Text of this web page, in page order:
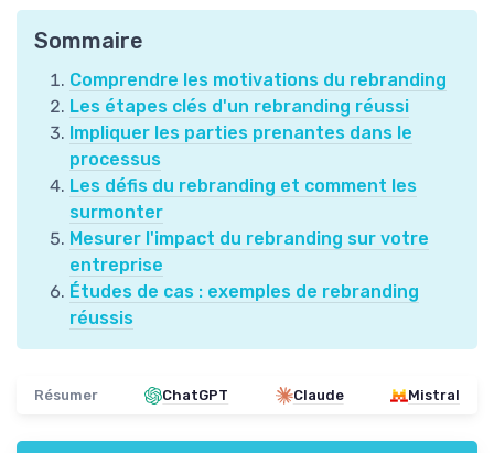
Sommaire
Comprendre les motivations du rebranding
Les étapes clés d'un rebranding réussi
Impliquer les parties prenantes dans le
processus
Les défis du rebranding et comment les
surmonter
Mesurer l'impact du rebranding sur votre
entreprise
Études de cas : exemples de rebranding
réussis
Résumer ChatGPT Claude Mistral